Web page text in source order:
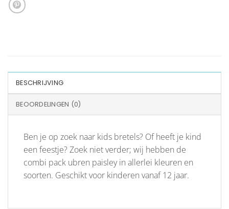
BESCHRIJVING
BEOORDELINGEN (0)
Ben je op zoek naar kids bretels? Of heeft je kind
een feestje? Zoek niet verder; wij hebben de
combi pack ubren paisley in allerlei kleuren en
soorten. Geschikt voor kinderen vanaf 12 jaar.